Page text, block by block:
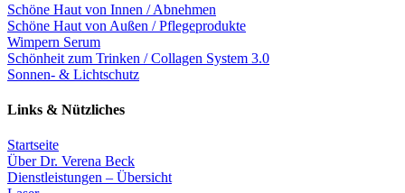
Schöne Haut von Innen / Abnehmen
Schöne Haut von Außen / Pflegeprodukte
Wimpern Serum
Schönheit zum Trinken / Collagen System 3.0
Sonnen- & Lichtschutz
Links & Nützliches
Startseite
Über Dr. Verena Beck
Dienstleistungen – Übersicht